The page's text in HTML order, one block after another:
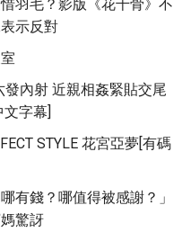
羽毛？影版《花千骨》不
示反對
發內射 近親相姦緊貼交尾
字幕]
STYLE 花宮亞夢[有碼
有錢？哪值得被感謝？」
驚訝